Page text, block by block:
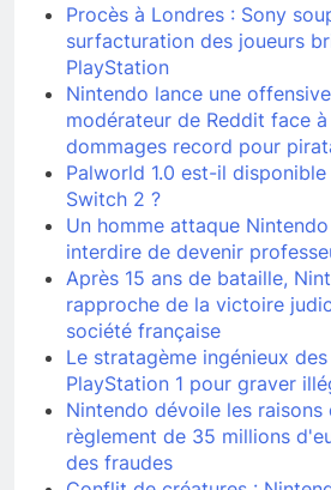
Procès à Londres : Sony
surfacturation des joueurs
PlayStation
Nintendo lance une
modérateur de Reddit face
dommages record pour
Palworld 1.0 est-il
Switch 2 ?
Un homme attaque
interdire de devenir
Après 15 ans de bataille,
rapproche de la victoire
société française
Le stratagème ingénieux
PlayStation 1 pour graver
Nintendo dévoile les raisons
règlement de 35 millions
des fraudes